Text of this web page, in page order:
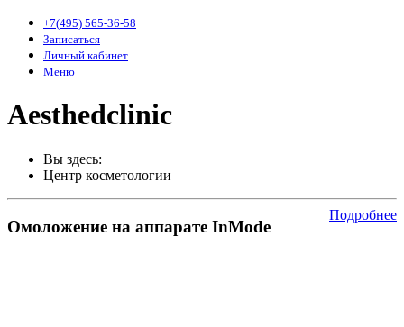
+7(495) 565-36-58
Записаться
Личный кабинет
Меню
Aesthedclinic
Вы здесь:
Центр косметологии
Подробнее
Омоложение на аппарате InMode